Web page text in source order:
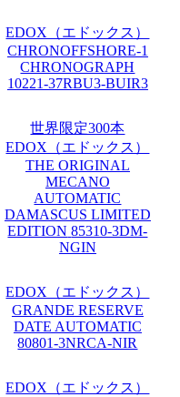
EDOX（エドックス）
CHRONOFFSHORE-1
CHRONOGRAPH
10221-37RBU3-BUIR3
世界限定300本
EDOX（エドックス）
THE ORIGINAL
MECANO
AUTOMATIC
DAMASCUS LIMITED
EDITION 85310-3DM-
NGIN
EDOX（エドックス）
GRANDE RESERVE
DATE AUTOMATIC
80801-3NRCA-NIR
EDOX（エドックス）